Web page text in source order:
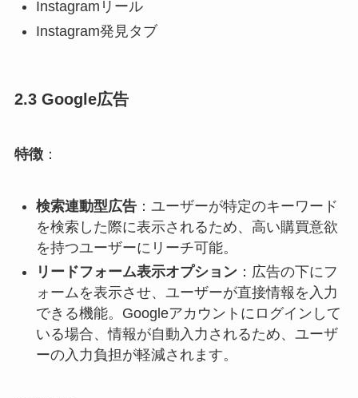
Instagramリール​
Instagram発見タブ
2.3 Google広告
特徴：
検索連動型広告：​ユーザーが特定のキーワード
を検索した際に表示されるため、高い購買意欲
を持つユーザーにリーチ可能。​
リードフォーム表示オプション：​広告の下にフ
ォームを表示させ、ユーザーが直接情報を入力
できる機能。Googleアカウントにログインして
いる場合、情報が自動入力されるため、ユーザ
ーの入力負担が軽減されます。